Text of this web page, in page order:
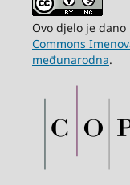
Ovo djelo je
Commons
međunarodna.